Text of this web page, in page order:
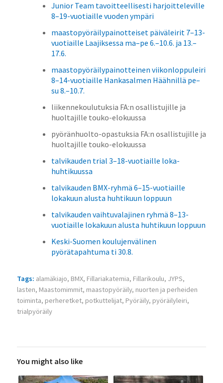
Junior Team tavoitteellisesti harjoitteleville
8–19-vuotiaille vuoden ympäri
maastopyöräilypainotteiset päiväleirit 7–13-
vuotiaille Laajiksessa ma–pe 6.–10.6. ja 13.–
17.6.
maastopyöräilypainotteinen viikonloppuleiri
8–14-vuotiaille Hankasalmen Häähnillä pe–
su 8.–10.7.
liikennekoulutuksia FA:n osallistujille ja
huoltajille touko-elokuussa
pyöränhuolto-opastuksia FA:n osallistujille ja
huoltajille touko-elokuussa
talvikauden trial 3–18-vuotiaille loka-
huhtikuussa
talvikauden BMX-ryhmä 6–15-vuotiaille
lokakuun alusta huhtikuun loppuun
talvikauden vaihtuvalajinen ryhmä 8–13-
vuotiaille lokakuun alusta huhtikuun loppuun
Keski-Suomen koulujenvälinen
pyörätapahtuma ti 30.8.
Tags: alamäkiajo, BMX, Fillariakatemia, Fillarikoulu, JYPS,
lasten, Maastomimmit, maastopyöräily, nuorten ja perheiden
toiminta, perheretket, potkuttelijat, Pyöräily, pyöräilyleiri,
trialpyöräily
You might also like